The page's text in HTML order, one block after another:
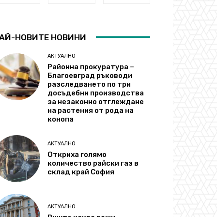
НОВИТЕ НОВИНИ
АКТУАЛНО
Районна прокуратура –
Благоевград ръководи
разследването по три
досъдебни производства
за незаконно отглеждане
на растения от рода на
конопа
АКТУАЛНО
Откриха голямо
количество райски газ в
склад край София
АКТУАЛНО